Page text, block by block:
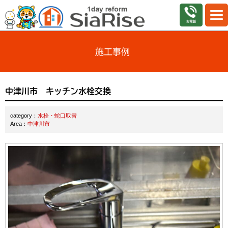
施工事例
中津川市 キッチン水栓交換
category： 水栓・蛇口取替
Area： 中津川市